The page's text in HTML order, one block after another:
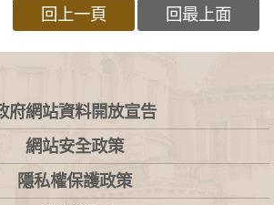
回上一頁 回最上面
府網站資料開放宣告
網站安全政策
隱私權保護政策